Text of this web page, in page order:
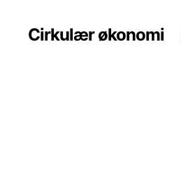
Cirkulær økonomi